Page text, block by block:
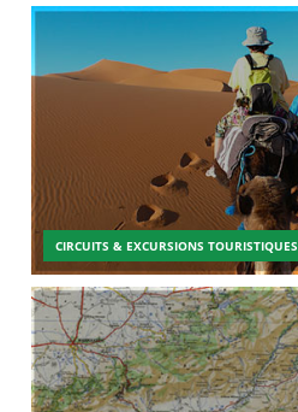
CIRCUITS & EXCURSIONS TOURISTIQUES